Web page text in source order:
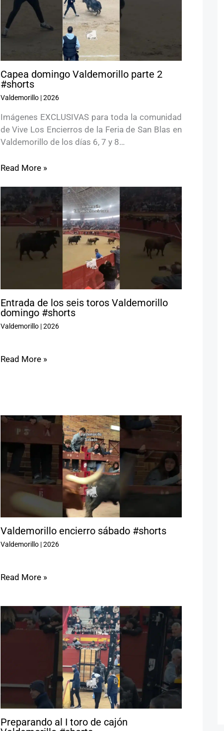
Capea domingo Valdemorillo parte 2
#shorts
Valdemorillo|2026
Imágenes EXCLUSIVAS para toda la comunidad
de Vive Los Encierros de la Feria de San Blas en
Valdemorillo de los días 6, 7 y 8…
Read More »
Entrada de los seis toros Valdemorillo
domingo #shorts
Valdemorillo|2026
Read More »
Valdemorillo encierro sábado #shorts
Valdemorillo|2026
Read More »
Preparando al I toro de cajón